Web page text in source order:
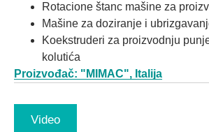
Rotacione štanc mašine za
Mašine za doziranje i
Koekstruderi za proizvodnju
kolutića
Proizvođač: "MIMAC", Italija
Video